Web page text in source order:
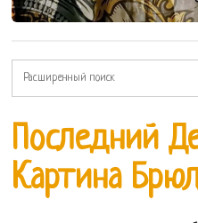
Последний
Картина